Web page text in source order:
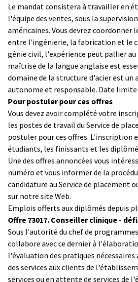
Le mandat consistera à travailler en
l'équipe des ventes, sous la
américaines. Vous devrez coordonner
entre l'ingénierie, la fabrication et le
génie civil, l'expérience peut pallier
maîtrise de la langue anglaise est
domaine de la structure d'acier est un
autonome et responsable. Date limite
Pour postuler pour ces offres
Vous devez avoir complété votre
les postes de travail du Service de
postuler pour ces offres. L'inscription
étudiants, les finissants et les
Une des offres annoncées vous
numéro et vous informer de la
candidature au Service de placement
sur notre site Web.
Emplois offerts aux diplômés depuis
Offre 73017. Conseiller clinique -
Sous l'autorité du chef de
collabore avec ce dernier à
l'évaluation des pratiques
des services aux clients de
services ou en attente de services de